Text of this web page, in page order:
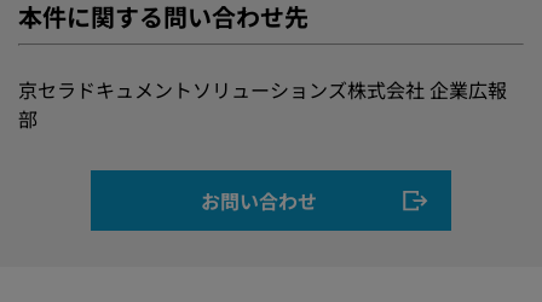
本件に関する問い合わせ先
京セラドキュメントソリューションズ株式会社 企業広報
部
お問い合わせ